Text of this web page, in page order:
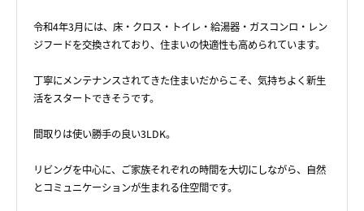
令和4年3月には、床・クロス・トイレ・給湯器・ガスコンロ・レン
ジフードを交換されており、住まいの快適性も高められています。
丁寧にメンテナンスされてきた住まいだからこそ、気持ちよく新生
活をスタートできそうです。
間取りは使い勝手の良い3LDK。
リビングを中心に、ご家族それぞれの時間を大切にしながら、自然
とコミュニケーションが生まれる住空間です。